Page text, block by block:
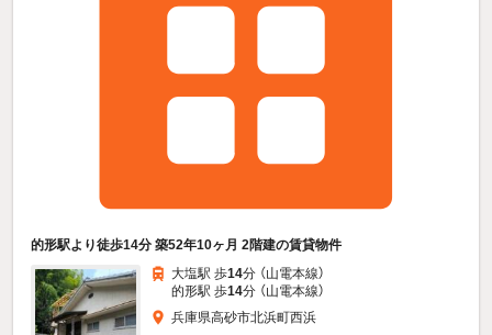
的形駅より徒歩14分 築52年10ヶ月 2階建の賃貸物件
大塩駅 歩14分 （山電本線）
的形駅 歩14分 （山電本線）
兵庫県高砂市北浜町西浜